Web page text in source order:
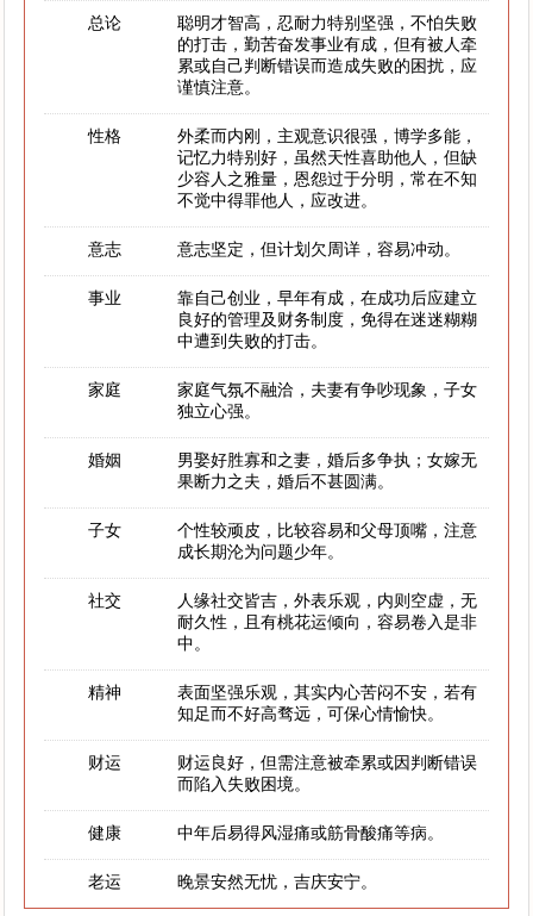
总论
聪明才智高，忍耐力特别坚强，不怕失败
的打击，勤苦奋发事业有成，但有被人牵
累或自己判断错误而造成失败的困扰，应
谨慎注意。
性格
外柔而内刚，主观意识很强，博学多能，
记忆力特别好，虽然天性喜助他人，但缺
少容人之雅量，恩怨过于分明，常在不知
不觉中得罪他人，应改进。
意志 意志坚定，但计划欠周详，容易冲动。
事业
靠自己创业，早年有成，在成功后应建立
良好的管理及财务制度，免得在迷迷糊糊
中遭到失败的打击。
家庭
家庭气氛不融洽，夫妻有争吵现象，子女
独立心强。
婚姻
男娶好胜寡和之妻，婚后多争执；女嫁无
果断力之夫，婚后不甚圆满。
子女
个性较顽皮，比较容易和父母顶嘴，注意
成长期沦为问题少年。
社交
人缘社交皆吉，外表乐观，内则空虚，无
耐久性，且有桃花运倾向，容易卷入是非
中。
精神
表面坚强乐观，其实内心苦闷不安，若有
知足而不好高骛远，可保心情愉快。
财运
财运良好，但需注意被牵累或因判断错误
而陷入失败困境。
健康 中年后易得风湿痛或筋骨酸痛等病。
老运 晚景安然无忧，吉庆安宁。